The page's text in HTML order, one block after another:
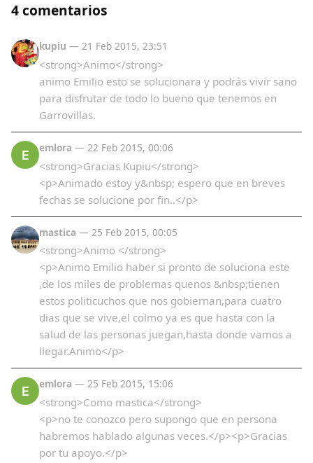
4 comentarios
kupiu — 21 Feb 2015, 23:51
<strong>Animo</strong>
animo Emilio esto se solucionara y podrás vivir sano
para disfrutar de todo lo bueno que tenemos en
Garrovillas.
E emlora — 22 Feb 2015, 00:06
<strong>Gracias Kupiu</strong>
<p>Animado estoy y&nbsp; espero que en breves
fechas se solucione por fin..</p>
mastica — 25 Feb 2015, 00:05
<strong>Animo </strong>
<p>Animo Emilio haber si pronto de soluciona este
,de los miles de problemas quenos &nbsp;tienen
estos politicuchos que nos gobiernan,para cuatro
dias que se vive,el colmo ya es que hasta con la
salud de las personas juegan,hasta donde vamos a
llegar.Animo</p>
E emlora — 25 Feb 2015, 15:06
<strong>Como mastica</strong>
<p>no te conozco pero supongo que en persona
habremos hablado algunas veces.</p><p>Gracias
por tu apoyo.</p>